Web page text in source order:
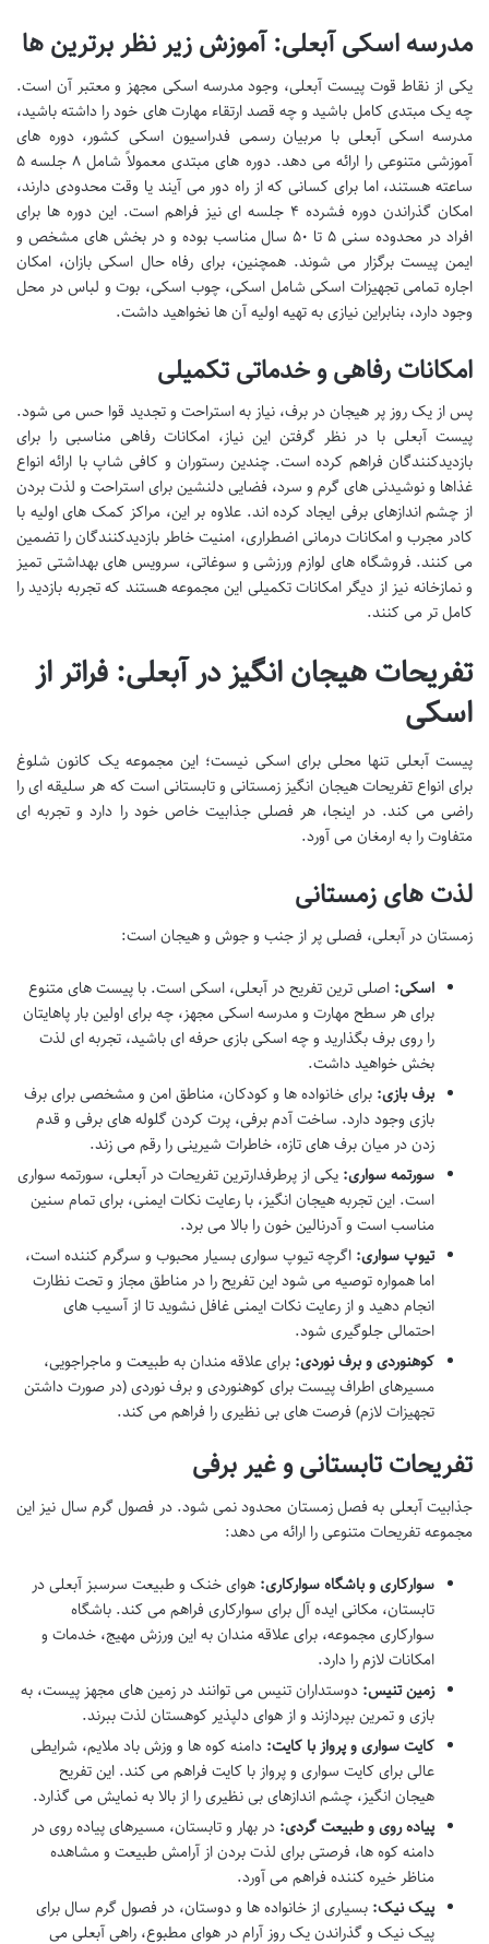
مدرسه اسکی آبعلی: آموزش زیر نظر برترین ها
یکی از نقاط قوت پیست آبعلی، وجود مدرسه اسکی مجهز و معتبر آن است.
چه یک مبتدی کامل باشید و چه قصد ارتقاء مهارت های خود را داشته باشید،
مدرسه اسکی آبعلی با مربیان رسمی فدراسیون اسکی کشور، دوره های
آموزشی متنوعی را ارائه می دهد. دوره های مبتدی معمولاً شامل ۸ جلسه ۵
ساعته هستند، اما برای کسانی که از راه دور می آیند یا وقت محدودی دارند،
امکان گذراندن دوره فشرده ۴ جلسه ای نیز فراهم است. این دوره ها برای
افراد در محدوده سنی ۵ تا ۵۰ سال مناسب بوده و در بخش های مشخص و
ایمن پیست برگزار می شوند. همچنین، برای رفاه حال اسکی بازان، امکان
اجاره تمامی تجهیزات اسکی شامل اسکی، چوب اسکی، بوت و لباس در محل
وجود دارد، بنابراین نیازی به تهیه اولیه آن ها نخواهید داشت.
امکانات رفاهی و خدماتی تکمیلی
پس از یک روز پر هیجان در برف، نیاز به استراحت و تجدید قوا حس می شود.
پیست آبعلی با در نظر گرفتن این نیاز، امکانات رفاهی مناسبی را برای
بازدیدکنندگان فراهم کرده است. چندین رستوران و کافی شاپ با ارائه انواع
غذاها و نوشیدنی های گرم و سرد، فضایی دلنشین برای استراحت و لذت بردن
از چشم اندازهای برفی ایجاد کرده اند. علاوه بر این، مراکز کمک های اولیه با
کادر مجرب و امکانات درمانی اضطراری، امنیت خاطر بازدیدکنندگان را تضمین
می کنند. فروشگاه های لوازم ورزشی و سوغاتی، سرویس های بهداشتی تمیز
و نمازخانه نیز از دیگر امکانات تکمیلی این مجموعه هستند که تجربه بازدید را
کامل تر می کنند.
تفریحات هیجان انگیز در آبعلی: فراتر از
اسکی
پیست آبعلی تنها محلی برای اسکی نیست؛ این مجموعه یک کانون شلوغ
برای انواع تفریحات هیجان انگیز زمستانی و تابستانی است که هر سلیقه ای را
راضی می کند. در اینجا، هر فصلی جذابیت خاص خود را دارد و تجربه ای
متفاوت را به ارمغان می آورد.
لذت های زمستانی
زمستان در آبعلی، فصلی پر از جنب و جوش و هیجان است:
اسکی: اصلی ترین تفریح در آبعلی، اسکی است. با پیست های متنوع
برای هر سطح مهارت و مدرسه اسکی مجهز، چه برای اولین بار پاهایتان
را روی برف بگذارید و چه اسکی بازی حرفه ای باشید، تجربه ای لذت
بخش خواهید داشت.
برف بازی: برای خانواده ها و کودکان، مناطق امن و مشخصی برای برف
بازی وجود دارد. ساخت آدم برفی، پرت کردن گلوله های برفی و قدم
زدن در میان برف های تازه، خاطرات شیرینی را رقم می زند.
سورتمه سواری: یکی از پرطرفدارترین تفریحات در آبعلی، سورتمه سواری
است. این تجربه هیجان انگیز، با رعایت نکات ایمنی، برای تمام سنین
مناسب است و آدرنالین خون را بالا می برد.
تیوپ سواری: اگرچه تیوپ سواری بسیار محبوب و سرگرم کننده است،
اما همواره توصیه می شود این تفریح را در مناطق مجاز و تحت نظارت
انجام دهید و از رعایت نکات ایمنی غافل نشوید تا از آسیب های
احتمالی جلوگیری شود.
کوهنوردی و برف نوردی: برای علاقه مندان به طبیعت و ماجراجویی،
مسیرهای اطراف پیست برای کوهنوردی و برف نوردی (در صورت داشتن
تجهیزات لازم) فرصت های بی نظیری را فراهم می کند.
تفریحات تابستانی و غیر برفی
جذابیت آبعلی به فصل زمستان محدود نمی شود. در فصول گرم سال نیز این
مجموعه تفریحات متنوعی را ارائه می دهد:
سوارکاری و باشگاه سوارکاری: هوای خنک و طبیعت سرسبز آبعلی در
تابستان، مکانی ایده آل برای سوارکاری فراهم می کند. باشگاه
سوارکاری مجموعه، برای علاقه مندان به این ورزش مهیج، خدمات و
امکانات لازم را دارد.
زمین تنیس: دوستداران تنیس می توانند در زمین های مجهز پیست، به
بازی و تمرین بپردازند و از هوای دلپذیر کوهستان لذت ببرند.
کایت سواری و پرواز با کایت: دامنه کوه ها و وزش باد ملایم، شرایطی
عالی برای کایت سواری و پرواز با کایت فراهم می کند. این تفریح
هیجان انگیز، چشم اندازهای بی نظیری را از بالا به نمایش می گذارد.
پیاده روی و طبیعت گردی: در بهار و تابستان، مسیرهای پیاده روی در
دامنه کوه ها، فرصتی برای لذت بردن از آرامش طبیعت و مشاهده
مناظر خیره کننده فراهم می آورد.
پیک نیک: بسیاری از خانواده ها و دوستان، در فصول گرم سال برای
پیک نیک و گذراندن یک روز آرام در هوای مطبوع، راهی آبعلی می